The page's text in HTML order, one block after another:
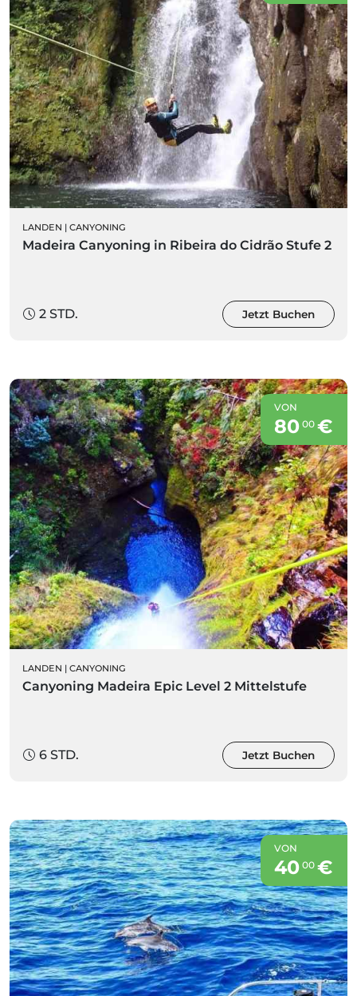
LANDEN | CANYONING
Madeira Canyoning in Ribeira do Cidrão Stufe 2
2 STD. Jetzt Buchen
VON
80 00€
LANDEN | CANYONING
Canyoning Madeira Epic Level 2 Mittelstufe
6 STD. Jetzt Buchen
VON
40 00€